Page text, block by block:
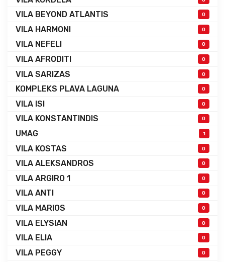
VILA BEYOND ATLANTIS 0
VILA HARMONI 0
VILA NEFELI 0
VILA AFRODITI 0
VILA SARIZAS 0
KOMPLEKS PLAVA LAGUNA 0
VILA ISI 0
VILA KONSTANTINDIS 0
UMAG 1
VILA KOSTAS 0
VILA ALEKSANDROS 0
VILA ARGIRO 1 0
VILA ANTI 0
VILA MARIOS 0
VILA ELYSIAN 0
VILA ELIA 0
VILA PEGGY 0